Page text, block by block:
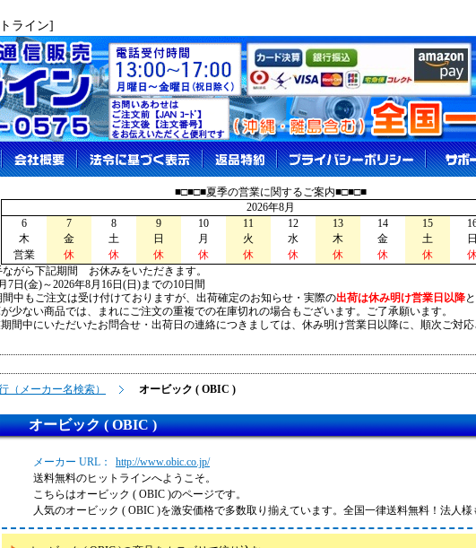
ライン]
■□■□■夏季の営業に関するご案内■□■□■
2026年8月
6
7 8 9 10 11 12 13 14 15
木
金 土 日 月 火 水 木 金 土 日
営業
休 休 休 休 休 休 休 休 休
ながら下記期間 お休みをいただきます。
7日(金)～2026年8月16日(日)までの10日間
間中もご注文は受け付けておりますが、出荷確定のお知らせ・実際の出荷は休み明け営業日以降
少ない商品では、まれにご注文の重複での在庫切れの場合もございます。ご了承願います。
間中にいただいたお問合せ・出荷日の連絡につきましては、休み明け営業日以降に、順次ご対応
（メーカー名検索） オービック ( OBIC )
オービック ( OBIC )
メーカー URL：
http://www.obic.co.jp/
送料無料のヒットラインへようこそ。
こちらはオービック ( OBIC )のページです。
人気のオービック ( OBIC )を激安価格で多数取り揃えています。全国一律送料無料！法人様